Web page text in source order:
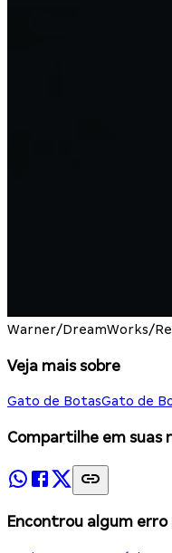
Warner/DreamWorks/
Veja mais sobre
Gato de BotasGato de
Compartilhe em suas
Encontrou algum